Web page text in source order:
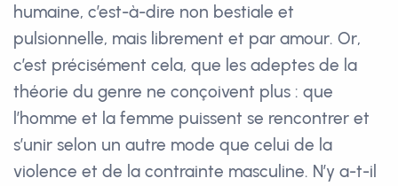
humaine, c’est-à-dire non bestiale et
pulsionnelle, mais librement et par amour. Or,
c’est précisément cela, que les adeptes de la
théorie du genre ne conçoivent plus : que
l’homme et la femme puissent se rencontrer et
s’unir selon un autre mode que celui de la
violence et de la contrainte masculine. N’y a-t-il